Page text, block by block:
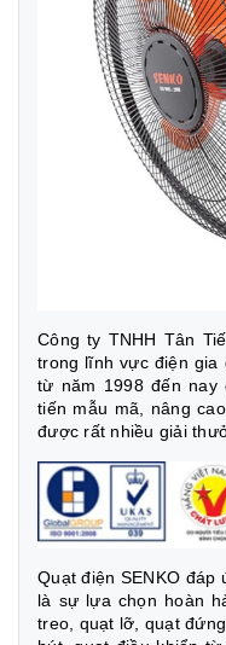
Công ty TNHH Tân
trong lĩnh vực điện gia
từ năm 1998 đến nay
tiến mẫu mã, nâng
được rất nhiều giải
Quạt điện SENKO đáp
là sự lựa chọn hoàn
treo, quạt lỡ, quạt